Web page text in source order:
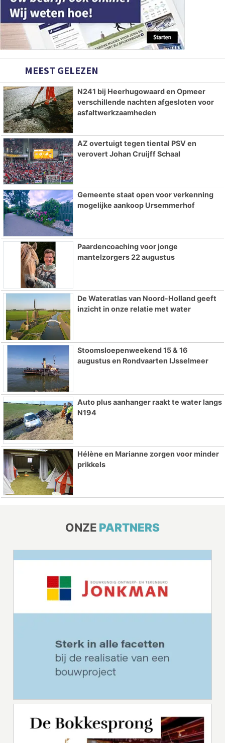
MEEST GELEZEN
N241 bij Heerhugowaard en Opmeer
verschillende nachten afgesloten voor
asfaltwerkzaamheden
AZ overtuigt tegen tiental PSV en
verovert Johan Cruijff Schaal
Gemeente staat open voor verkenning
mogelijke aankoop Ursemmerhof
Paardencoaching voor jonge
mantelzorgers 22 augustus
De Wateratlas van Noord-Holland geeft
inzicht in onze relatie met water
Stoomsloepenweekend 15 & 16
augustus en Rondvaarten IJsselmeer
Auto plus aanhanger raakt te water langs
N194
Hélène en Marianne zorgen voor minder
prikkels
ONZE PARTNERS